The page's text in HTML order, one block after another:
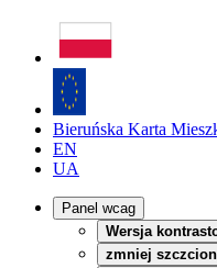
Bieruńska Karta
EN
UA
Panel wcag
Wersja
zmniej